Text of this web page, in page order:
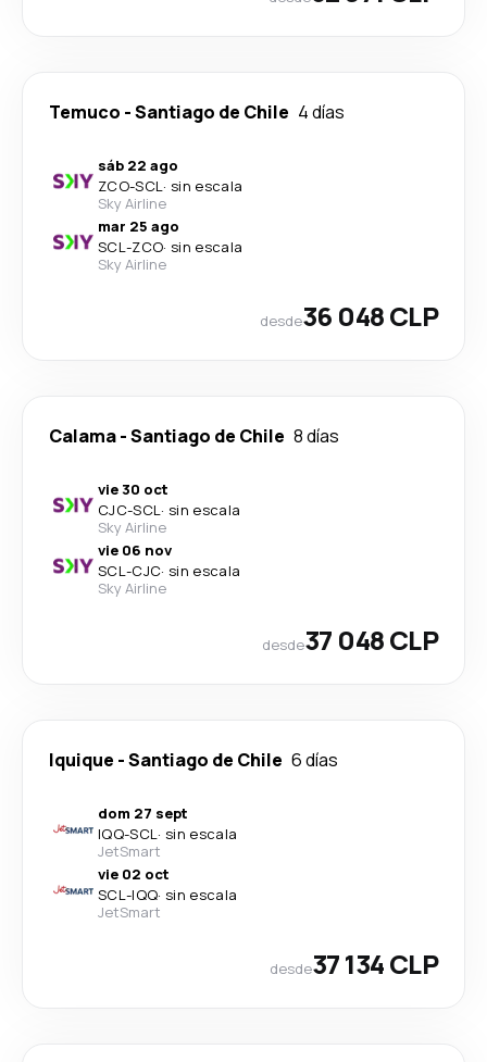
Temuco -Santiago de Chile 4 días
sáb 22 ago
ZCO-SCL· sin escala
Sky Airline
mar 25 ago
SCL-ZCO· sin escala
Sky Airline
desde36 048 CLP
Calama-Santiago de Chile 8 días
vie 30 oct
CJC-SCL· sin escala
Sky Airline
vie 06 nov
SCL-CJC· sin escala
Sky Airline
desde37 048 CLP
Iquique -Santiago de Chile 6 días
dom 27 sept
IQQ-SCL· sin escala
JetSmart
vie 02 oct
SCL-IQQ· sin escala
JetSmart
desde37 134 CLP